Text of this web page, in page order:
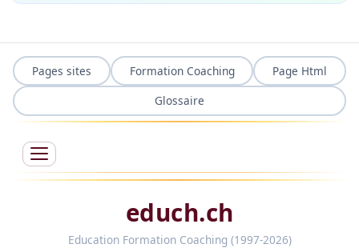
Pages sites Formation Coaching
Page Html
Glossaire
educh.ch
Education Formation Coaching (1997-2026)